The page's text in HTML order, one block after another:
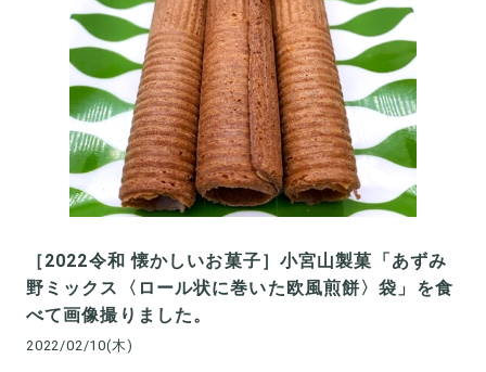
［2022令和 懐かしいお菓子］小宮山製菓「あずみ
野ミックス〈ロール状に巻いた欧風煎餅〉袋」を食
べて画像撮りました。
2022/02/10(木)